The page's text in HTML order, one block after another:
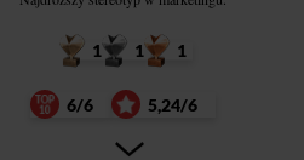
1 1 1
6/6 5,24/6